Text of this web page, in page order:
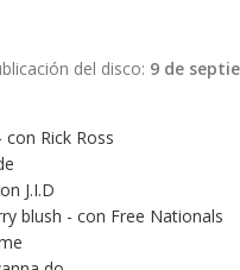
del disco: 9 de
con Rick Ross
J.I.D
blush - con Free Nationals